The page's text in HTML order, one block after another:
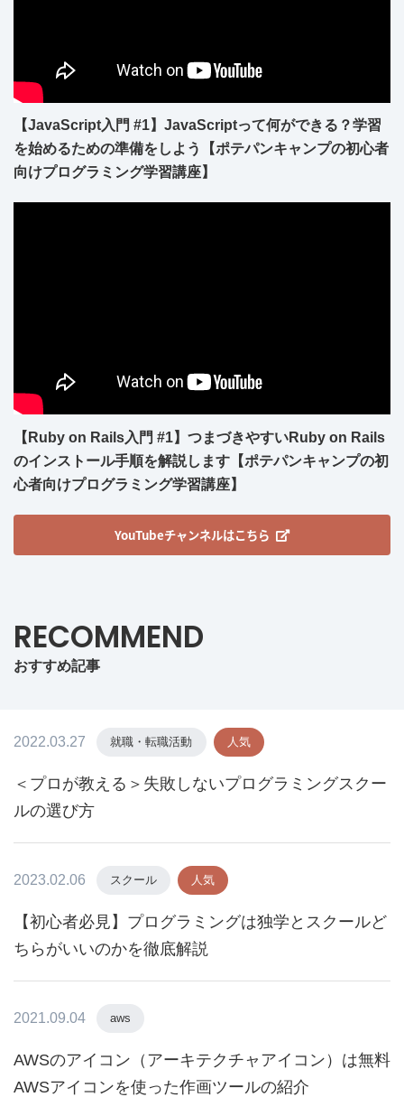
【JavaScript入門 #1】JavaScriptって何ができる？学習
を始めるための準備をしよう【ポテパンキャンプの初心者
向けプログラミング学習講座】
【Ruby on Rails入門 #1】つまづきやすいRuby on Rails
のインストール手順を解説します【ポテパンキャンプの初
心者向けプログラミング学習講座】
YouTubeチャンネルはこちら
RECOMMEND
おすすめ記事
2022.03.27 就職・転職活動 人気
＜プロが教える＞失敗しないプログラミングスクー
ルの選び方
2023.02.06 スクール 人気
【初心者必見】プログラミングは独学とスクールど
ちらがいいのかを徹底解説
2021.09.04 aws
AWSのアイコン（アーキテクチャアイコン）は無料
AWSアイコンを使った作画ツールの紹介